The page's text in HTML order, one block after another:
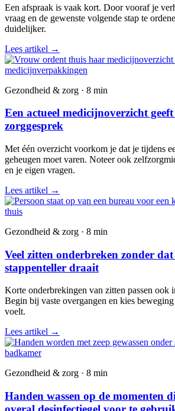
Een afspraak is vaak kort. Door vooraf je
vraag en de gewenste volgende stap te
duidelijker.
Lees artikel →
Gezondheid & zorg · 8 min
Een actueel medicijnoverzicht
zorggesprek
Met één overzicht voorkom je dat je tijdens
geheugen moet varen. Noteer ook
en je eigen vragen.
Lees artikel →
Gezondheid & zorg · 8 min
Veel zitten onderbreken zonder
stappenteller draait
Korte onderbrekingen van zitten passen ook
Begin bij vaste overgangen en kies
voelt.
Lees artikel →
Gezondheid & zorg · 8 min
Handen wassen op de momenten